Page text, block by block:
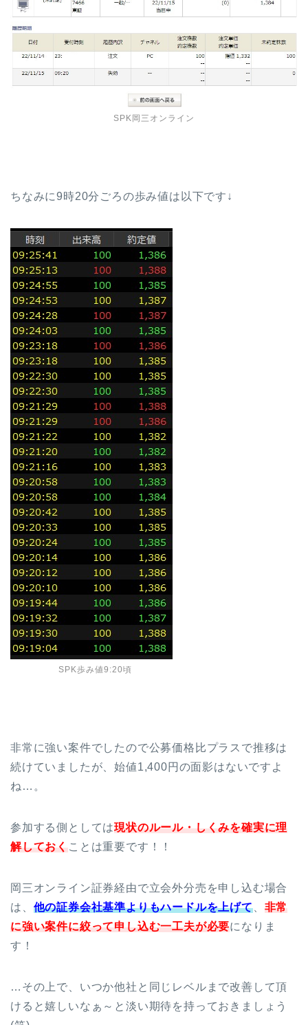
SPK岡三オンライン
ちなみに9時20分ごろの歩み値は以下です↓
SPK歩み値9:20頃
非常に強い案件でしたので公募価格比プラスで推移は
続けていましたが、始値1,400円の面影はないですよ
ね…。
参加する側としては現状のルール・しくみを確実に理
解しておくことは重要です！！
岡三オンライン証券経由で立会外分売を申し込む場合
は、 他の証券会社基準よりもハードルを上げて、 非常
に強い案件に絞って申し込む一工夫が必要になりま
す！
…その上で、いつか他社と同じレベルまで改善して頂
けると嬉しいなぁ～と淡い期待を持っておきましょう